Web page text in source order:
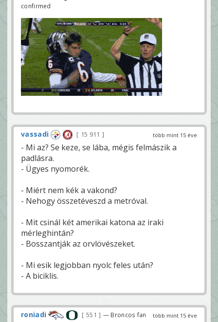
confirmed
több mint 15 éve
vassadi 15 911
- Mi az? Se keze, se lába, mégis felmászik a
padlásra.
- Ügyes nyomorék.
- Miért nem kék a vakond?
- Nehogy összetéveszd a metróval.
- Mit csinál két amerikai katona az iraki
mérleghintán?
- Bosszantják az orvlövészeket.
- Mi esik legjobban nyolc feles után?
- A biciklis.
több mint 15 éve
roniadi 551 — Broncos fan